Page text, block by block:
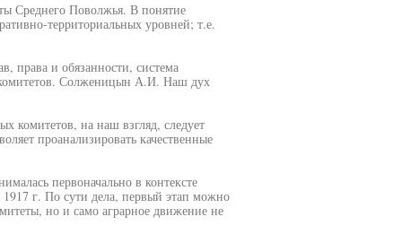
Среднего Поволжья. В понятие
территориальных уровней; т.е.
права и обязанности, система
Солженицын А.И. Наш дух
комитетов, на наш взгляд, следует
проанализировать качественные
первоначально в контексте
г. По сути дела, первый этап можно
но и само аграрное движение не